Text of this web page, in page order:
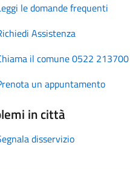
le domande frequenti
Assistenza
il comune 0522 213700
un appuntamento
in città
disservizio